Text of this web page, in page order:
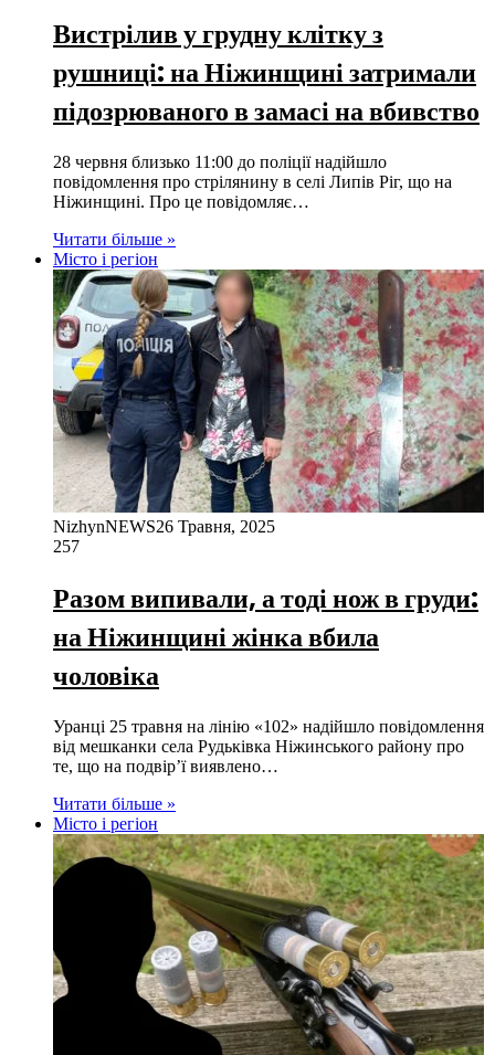
Вистрілив у грудну клітку з
рушниці: на Ніжинщині затримали
підозрюваного в замасі на вбивство
28 червня близько 11:00 до поліції надійшло
повідомлення про стрілянину в селі Липів Ріг, що на
Ніжинщині. Про це повідомляє…
Читати більше »
Місто і регіон
NizhynNEWS26 Травня, 2025
257
Разом випивали, а тоді нож в груди:
на Ніжинщині жінка вбила
чоловіка
Уранці 25 травня на лінію «102» надійшло повідомлення
від мешканки села Рудьківка Ніжинського району про
те, що на подвір’ї виявлено…
Читати більше »
Місто і регіон